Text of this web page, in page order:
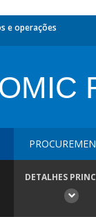
e operações
DETALHES